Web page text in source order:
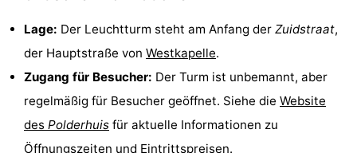
Bruinisse
-
Zierikzee
Natur
Oosterschelde
Burgh
Lage: Der Leuchtturm steht am Anfang der Zuidstraat,
der Hauptstraße von Westkapelle.
Zugang für Besucher: Der Turm ist unbemannt, aber
regelmäßig für Besucher geöffnet. Siehe die Website
des Polderhuis für aktuelle Informationen zu
Öffnungszeiten und Eintrittspreisen.